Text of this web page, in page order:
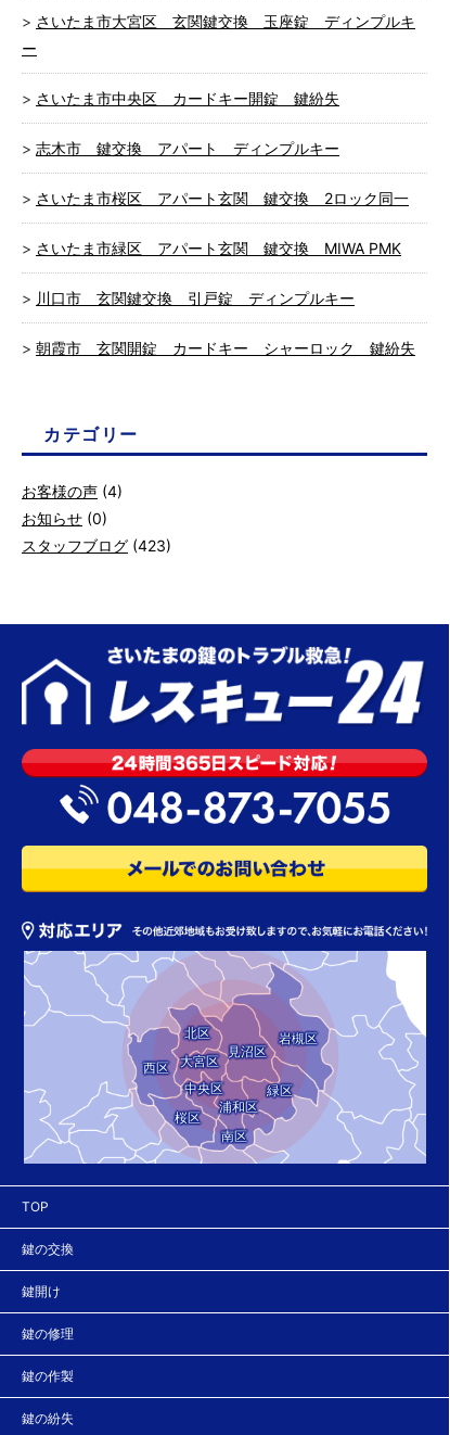
さいたま市大宮区 玄関鍵交換 玉座錠 ディンプルキ
ー
さいたま市中央区 カードキー開錠 鍵紛失
志木市 鍵交換 アパート ディンプルキー
さいたま市桜区 アパート玄関 鍵交換 2ロック同一
さいたま市緑区 アパート玄関 鍵交換 MIWA PMK
川口市 玄関鍵交換 引戸錠 ディンプルキー
朝霞市 玄関開錠 カードキー シャーロック 鍵紛失
カテゴリー
お客様の声 (4)
お知らせ (0)
スタッフブログ (423)
西区
北区
大宮区
中央区
桜区
見沼区
岩槻区
緑区
浦和区
南区
TOP
鍵の交換
鍵開け
鍵の修理
鍵の作製
鍵の紛失